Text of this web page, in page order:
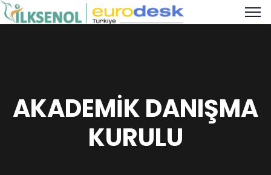
AKADEMİK DANIŞMA
KURULU